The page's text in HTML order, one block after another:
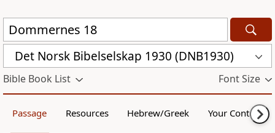
Det Norsk Bibelselskap 1930 (DNB1930)
Bible Book List Font Size
Passage Resources Hebrew/Greek Your Content